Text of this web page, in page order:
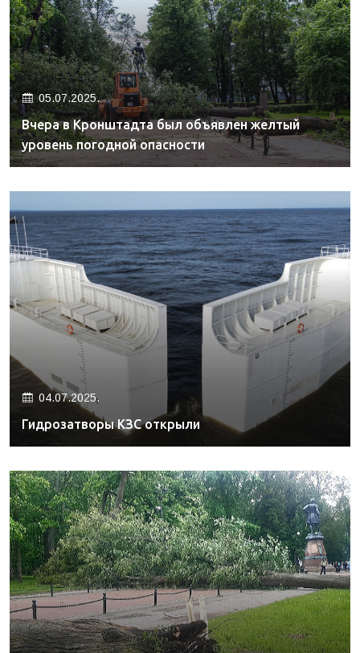
05.07.2025.
Вчера в Кронштадта был объявлен желтый
уровень погодной опасности
04.07.2025.
Гидрозатворы КЗС открыли